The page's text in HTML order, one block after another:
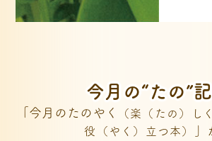
今月の“たの”
「今月のたのやく
（楽（たの）し
役（やく）立つ本）